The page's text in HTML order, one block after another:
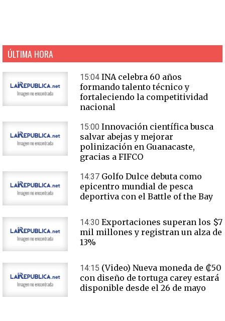
ÚLTIMA HORA
15:04 INA celebra 60 años
formando talento técnico y
fortaleciendo la competitividad
nacional
15:00 Innovación científica busca
salvar abejas y mejorar
polinización en Guanacaste,
gracias a FIFCO
14:37 Golfo Dulce debuta como
epicentro mundial de pesca
deportiva con el Battle of the Bay
14:30 Exportaciones superan los $7
mil millones y registran un alza de
13%
14:15 (Video) Nueva moneda de ₡50
con diseño de tortuga carey estará
disponible desde el 26 de mayo